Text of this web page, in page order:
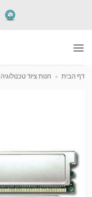
דף הבית » חנות ציוד